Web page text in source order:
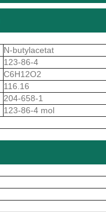
N-butylacetat
123-86-4
C6H12O2
116.16
204-658-1
123-86-4 mol